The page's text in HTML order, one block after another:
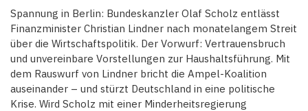
Spannung in Berlin: Bundeskanzler Olaf Scholz entlässt
Finanzminister Christian Lindner nach monatelangem Streit
über die Wirtschaftspolitik. Der Vorwurf: Vertrauensbruch
und unvereinbare Vorstellungen zur Haushaltsführung. Mit
dem Rauswurf von Lindner bricht die Ampel-Koalition
auseinander – und stürzt Deutschland in eine politische
Krise. Wird Scholz mit einer Minderheitsregierung